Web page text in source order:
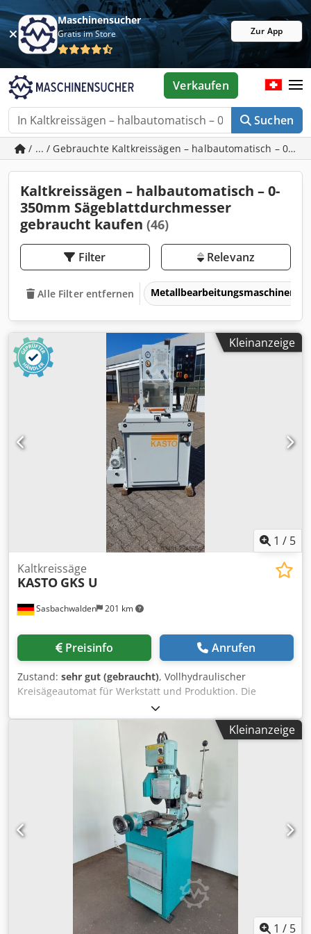
Maschinensucher
Gratis im Store Zur App
Suchen
Verkaufen
/ ... / Gebrauchte Kaltkreissägen – halbautomatisch – 0-
Kaltkreissägen – halbautomatisch – 0-
350mm Sägeblattdurchmesser
gebraucht kaufen (46)
Filter Relevanz
Alle Filter entfernen Metallbearbeitungsmaschinen
Kleinanzeige
1 / 5
Sasbachwalden 201 km
Kaltkreissäge
KASTO GKS U
Preisinfo Anrufen
Zustand: sehr gut (gebraucht), Vollhydraulischer
Kreisägeautomat für Werkstatt und Produktion. Die
Materialspannung erfolgt über einen hydraulische
Spannstöcke. Die Steuerung bietet einfache
Maschinenbedienung. Die Winkel kann über ein Nonius
mit 0,1 mm Auflösung eingestellt werden. Der
Sägevorschub erfolgt über einen Hydraulikzylinder und
sorgt für höchste Abschnittgenauigkeit. Sollten Sie noch
Fragen haben oder einen anderen Schnittbereich bnötigen
so rufen Sie doch einfach an. Wir würden uns freuen
Ihnen die Maschinen zeigen, und vorführen zu Dürfen.
Cjdpfxszqmh Tj Agpsha Technische Daten: Bandsägen
KASTO Maschinentyp GKS U Technische Daten
Antriebsleistung Sägegetriebe. 1,6/2,5 KW
Schnittgeschwindigkeit 14/28 m/min Schnittbereich rund:
140 mm Schnittbereich flach: 160x90 mm Sägevorschub
Hydraulik Hydraulisch Sägeblattabmessung 425 mm
Materialauflage. 1050 mm Abmessungen der Maschine
Kleinanzeige
1 / 5